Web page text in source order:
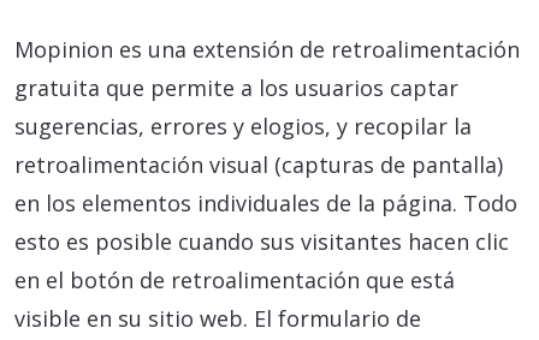
Mopinion es una extensión de retroalimentación
gratuita que permite a los usuarios captar
sugerencias, errores y elogios, y recopilar la
retroalimentación visual (capturas de pantalla)
en los elementos individuales de la página. Todo
esto es posible cuando sus visitantes hacen clic
en el botón de retroalimentación que está
visible en su sitio web. El formulario de